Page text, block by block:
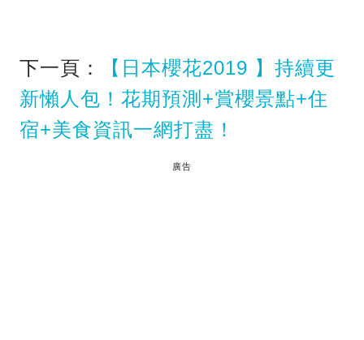
下一頁：
【日本櫻花2019 】持續更
新懶人包！花期預測+賞櫻景點+住
宿+美食資訊一網打盡！
廣告